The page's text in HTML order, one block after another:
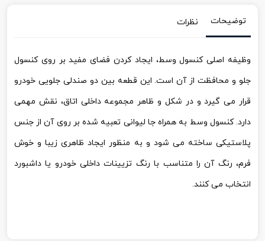
توضیحات نظرات
وظیفه اصلی کنسول وسط، ایجاد کردن فضای مفید بر روی کنسول
جلو و محافظت از آن است. این قطعه بین دو صندلی جلویی خودرو
قرار می گیرد و در شکل و ظاهر مجموعه داخلی اتاق، نقش مهمی
دارد. کنسول وسط به همراه جا لیوانی تعبیه شده بر روی آن از جنس
پلاستیکی ساخته می شود و به منظور ایجاد ظاهری زیبا و خوش
فرم، رنگ آن را متناسب با رنگ تزیینات داخلی خودرو یا داشبورد
انتخاب می کنند.